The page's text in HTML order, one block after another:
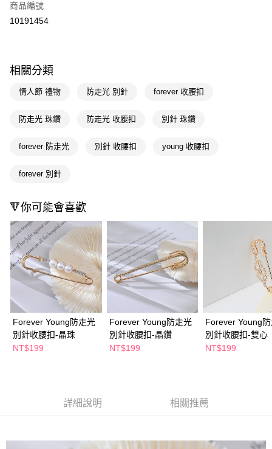
信用卡一次付款
悠遊付
Google Pay
AFTEE先享後付
AFTEE先享後付是「在收到商品之後才付款」的支付方式。 讓您購物簡單
便利好安心！
１．簡單：不需註冊會員、不需綁卡、不需儲值。
２．便利：只要手機號碼，簡訊認證，即可結帳。
３．安心：先確認商品／服務後，再付款。
【「AFTEE先享後付」結帳流程】
１．於結帳方式選擇「AFTEE先享後付」後，將跳轉至「AFTEE先享後付」
結帳頁面，進行簡訊認證並確認金額後，即可完成結帳。
２．訂單成立數日內，您將收到繳費通知簡訊。
３．收到繳費通知簡訊後14天內，點擊此簡訊中的連結，可透過四大超商／
ATM／網路銀行／等多元方式進行付款，方視為交易完成。
※ 請注意：結帳手續完成當下不需立刻繳費，但若您需要取消訂單，請聯絡
購買商品的店家。未經商家同意取消之訂單仍視為有效，需透過AFTEE先享
客戶支援中心」 https://netprotections.freshdesk.com/support/home
易，需依本服務之必要範圍內提供個人資料，並將交易相關給付款項請求債
即享券
運送方式
全家取貨付款
每筆NT$65，滿NT$390(含以上)免運費
付款後全家取貨
每筆NT$65，滿NT$390(含以上)免運費
萊爾富取貨付款
每筆NT$65，滿NT$490(含以上)免運費
商品編號
10191454
相關分類
情人節 禮物 防走光 別針 forever 收腰扣
防走光 珠鑽 防走光 收腰扣 別針 珠鑽
forever 防走光 別針 收腰扣 young 收腰扣
forever 別針
🔻你可能會喜歡
Forever Young防走光
別針收腰扣-晶珠
NT$199
Forever Young防走光
別針收腰扣-晶鑽
NT$199
Forever Young
別針收腰扣-雙心
NT$199
詳細說明 相關推薦